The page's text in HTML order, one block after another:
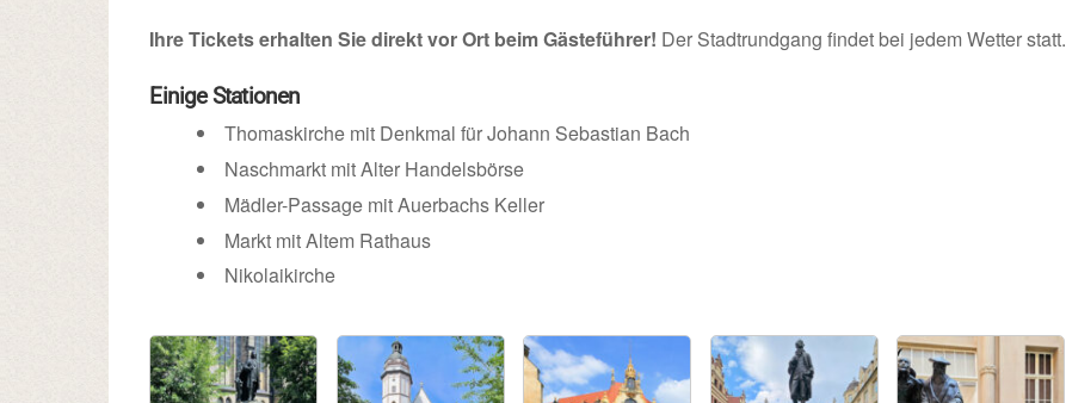
Ihre Tickets erhalten Sie direkt vor Ort beim Gästeführer! Der Stadtrundgang findet bei jedem Wetter statt.
Einige Stationen
Thomaskirche mit Denkmal für Johann Sebastian Bach
Naschmarkt mit Alter Handelsbörse
Mädler-Passage mit Auerbachs Keller
Markt mit Altem Rathaus
Nikolaikirche